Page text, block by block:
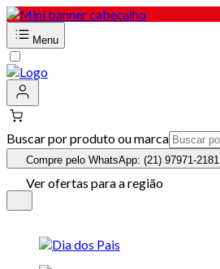
Menu
Buscar por produto ou marca
Compre pelo WhatsApp: (21) 97971-2181
Ver ofertas para a região